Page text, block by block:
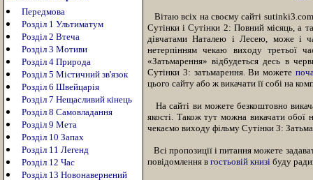
Передмова
Розділ 1 Ультиматум
Розділ 2 Втеча
Розділ 3 Мотиви
Розділ 4 Природа
Розділ 5 Містичний зв'язок
Розділ 6 Швейцарія
Розділ 7 Нещасливий кінець
Розділ 8 Самовладання
Розділ 9 Мета
Розділ 10 Запах
Розділ 11 Легенд
Розділ 12 Час
Розділ 13 Новонавернений
Вітаю всіх на своєму сайті sutinki3.com
Сутінки і Сутінки 2: Повний місяць, а
дівчатами Наталею і Лесею, може і
нетерпінням чекаю виходу третьої
«Затьмарення» відбудеться десь в
Сутінки 3: затьмарення. Ви можете
цього сайту або ж викачати її собі на
На сайті ви можете безкоштовно
якості. Також тут можна викачати обої
чекаємо виходу фільму Сутінки 3:
Всі пропозиції і питання можете
повідомлення в гостьовій книзі буду